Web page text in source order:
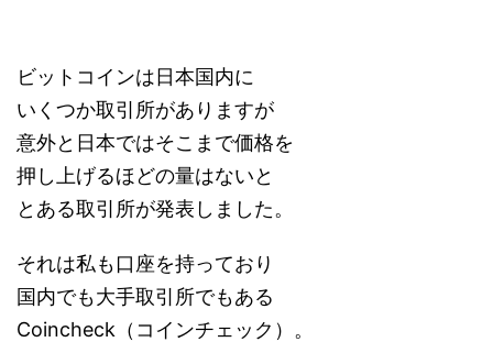
ビットコインは日本国内に
いくつか取引所がありますが
意外と日本ではそこまで価格を
押し上げるほどの量はないと
とある取引所が発表しました。
それは私も口座を持っており
国内でも大手取引所でもある
Coincheck（コインチェック）。